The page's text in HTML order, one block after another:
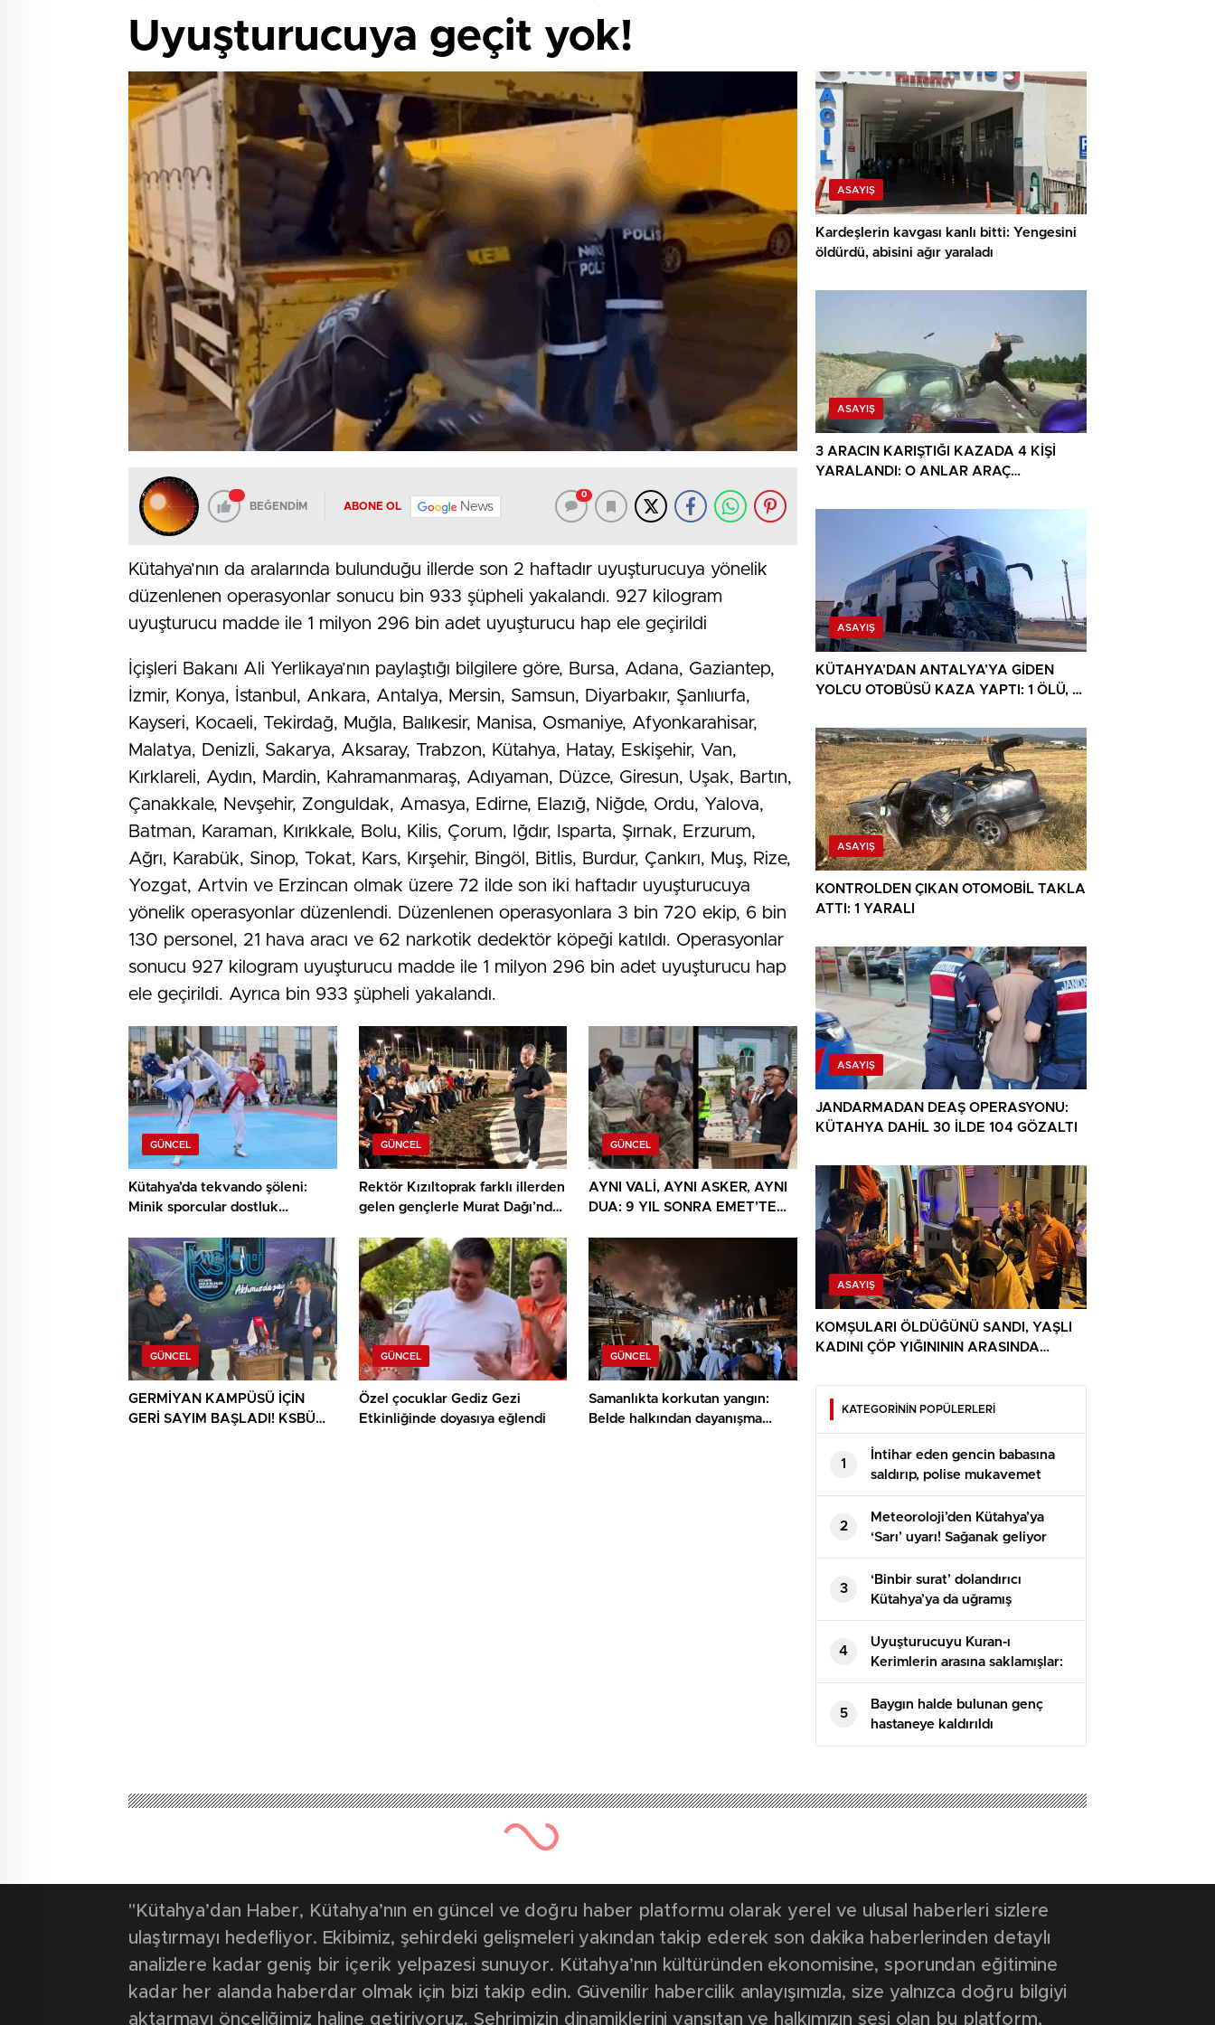
Uyuşturucuya geçit yok!
BEĞENDİM ABONE OL News
0
Kütahya’nın da aralarında bulunduğu illerde son 2 haftadır uyuşturucuya yönelik
düzenlenen operasyonlar sonucu bin 933 şüpheli yakalandı. 927 kilogram
uyuşturucu madde ile 1 milyon 296 bin adet uyuşturucu hap ele geçirildi
İçişleri Bakanı Ali Yerlikaya’nın paylaştığı bilgilere göre, Bursa, Adana, Gaziantep,
İzmir, Konya, İstanbul, Ankara, Antalya, Mersin, Samsun, Diyarbakır, Şanlıurfa,
Kayseri, Kocaeli, Tekirdağ, Muğla, Balıkesir, Manisa, Osmaniye, Afyonkarahisar,
Malatya, Denizli, Sakarya, Aksaray, Trabzon, Kütahya, Hatay, Eskişehir, Van,
Kırklareli, Aydın, Mardin, Kahramanmaraş, Adıyaman, Düzce, Giresun, Uşak, Bartın,
Çanakkale, Nevşehir, Zonguldak, Amasya, Edirne, Elazığ, Niğde, Ordu, Yalova,
Batman, Karaman, Kırıkkale, Bolu, Kilis, Çorum, Iğdır, Isparta, Şırnak, Erzurum,
Ağrı, Karabük, Sinop, Tokat, Kars, Kırşehir, Bingöl, Bitlis, Burdur, Çankırı, Muş, Rize,
Yozgat, Artvin ve Erzincan olmak üzere 72 ilde son iki haftadır uyuşturucuya
yönelik operasyonlar düzenlendi. Düzenlenen operasyonlara 3 bin 720 ekip, 6 bin
130 personel, 21 hava aracı ve 62 narkotik dedektör köpeği katıldı. Operasyonlar
sonucu 927 kilogram uyuşturucu madde ile 1 milyon 296 bin adet uyuşturucu hap
ele geçirildi. Ayrıca bin 933 şüpheli yakalandı.
GÜNCEL
Kütahya’da tekvando şöleni:
Minik sporcular dostluk
GÜNCEL
Rektör Kızıltoprak farklı illerden
gelen gençlerle Murat Dağı’nda
GÜNCEL
AYNI VALİ, AYNI ASKER, AYNI
DUA: 9 YIL SONRA EMET’TE
GÜNCEL
GERMİYAN KAMPÜSÜ İÇİN
GERİ SAYIM BAŞLADI! KSBÜ
GÜNCEL
Özel çocuklar Gediz Gezi
Etkinliğinde doyasıya eğlendi
GÜNCEL
Samanlıkta korkutan yangın:
Belde halkından dayanışma
ASAYIŞ
Kardeşlerin kavgası kanlı bitti: Yengesini
öldürdü, abisini ağır yaraladı
ASAYIŞ
3 ARACIN KARIŞTIĞI KAZADA 4 KİŞİ
YARALANDI: O ANLAR ARAÇ
ASAYIŞ
KÜTAHYA’DAN ANTALYA’YA GİDEN
YOLCU OTOBÜSÜ KAZA YAPTI: 1 ÖLÜ, 15
ASAYIŞ
KONTROLDEN ÇIKAN OTOMOBİL TAKLA
ATTI: 1 YARALI
ASAYIŞ
JANDARMADAN DEAŞ OPERASYONU:
KÜTAHYA DAHİL 30 İLDE 104 GÖZALTI
ASAYIŞ
KOMŞULARI ÖLDÜĞÜNÜ SANDI, YAŞLI
KADINI ÇÖP YIĞINININ ARASINDA
KATEGORİNİN POPÜLERLERİ
1
İntihar eden gencin babasına
saldırıp, polise mukavemet
eden 6 şüpheli gözaltına alındı
2
Meteoroloji’den Kütahya’ya
‘Sarı’ uyarı! Sağanak geliyor
3
‘Binbir surat’ dolandırıcı
Kütahya’ya da uğramış
4
Uyuşturucuyu Kuran-ı
Kerimlerin arasına saklamışlar:
5 tutuklama
5
Baygın halde bulunan genç
hastaneye kaldırıldı
"Kütahya’dan Haber, Kütahya’nın en güncel ve doğru haber platformu olarak yerel ve ulusal haberleri sizlere
ulaştırmayı hedefliyor. Ekibimiz, şehirdeki gelişmeleri yakından takip ederek son dakika haberlerinden detaylı
analizlere kadar geniş bir içerik yelpazesi sunuyor. Kütahya’nın kültüründen ekonomisine, sporundan eğitimine
kadar her alanda haberdar olmak için bizi takip edin. Güvenilir habercilik anlayışımızla, size yalnızca doğru bilgiyi
aktarmayı önceliğimiz haline getiriyoruz. Şehrimizin dinamiklerini yansıtan ve halkımızın sesi olan bu platform,